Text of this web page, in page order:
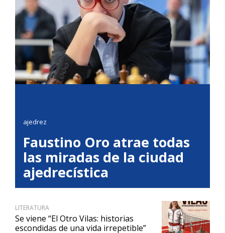
ajedrez
Faustino Oro atrae todas
las miradas de la ciudad
ajedrecística
LITERATURA
Se viene “El Otro Vilas: historias
escondidas de una vida irrepetible”